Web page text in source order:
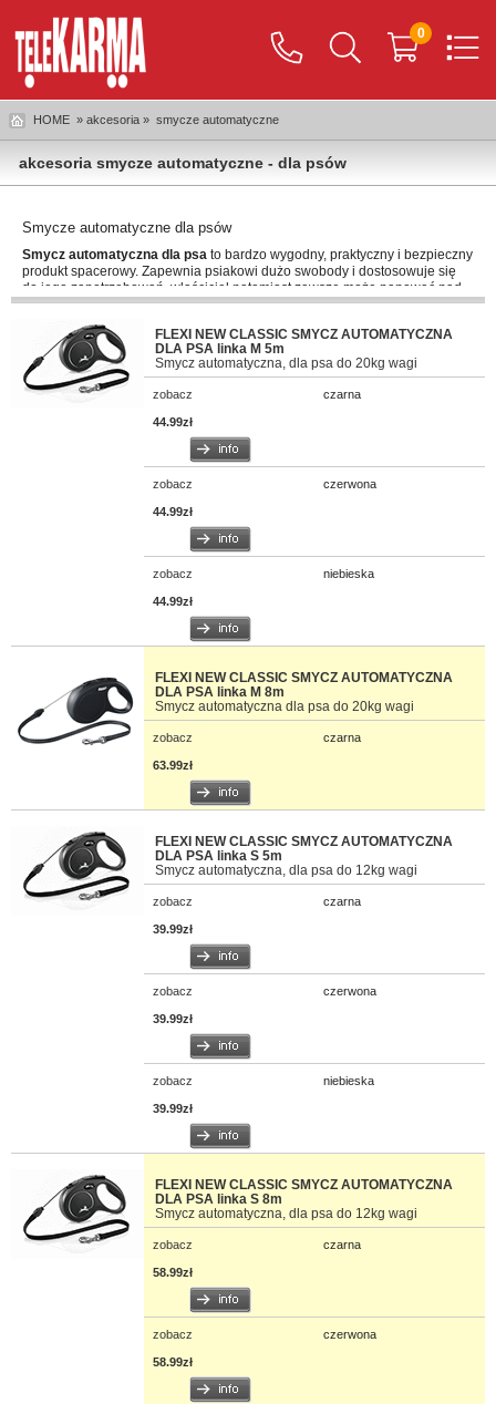
0
HOME » akcesoria » smycze automatyczne
akcesoria smycze automatyczne - dla psów
Smycze automatyczne dla psów
Smycz automatyczna dla psa to bardzo wygodny, praktyczny i bezpieczny
produkt spacerowy. Zapewnia psiakowi dużo swobody i dostosowuje się
do jego zapotrzebowań, właściciel natomiast zawsze może panować nad
swoim ulubieńcem dzięki regulującej rączce smyczy. Pamiętajmy tylko, że
smycz automatyczna wymaga pewnej wprawy. I właściciel i psiak muszą
nauczyć się odpowiednio z niej korzystać, a wcześniej przyda się trochę
poćwiczyć.
W Telekarmie polecamy
do wagi pupila. Mamy do wyboru produkt dla psiaków do 8, 12 i 20
kilogramów wagi. Z serii Flexi New Classic są w Telekarmie także
, rozmiary XS, S oraz M-L. Mają 3 lub 5 metrów, a
najbardziej wytrzymały model jest przeznaczony dla psiaków aż do 50
kilogramów wagi. Oprócz samej smyczy warto też pomyśleć o bardzo
praktycznych dodatkach. Flexi Vario Led Lighting System latarka do smyczy
jest przyczepiana na rzep i bardzo wygodna, a Flexi Vario Multi Box to
pojemnik na smakołyki lub woreczki, mocowany do psiej smyczy. Do
wyboru kilka kolorów.
FLEXI NEW CLASSIC SMYCZ AUTOMATYCZNA
DLA PSA linka M 5m
Smycz automatyczna, dla psa do 20kg wagi
zobacz czarna
44.99zł
zobacz czerwona
44.99zł
zobacz niebieska
44.99zł
FLEXI NEW CLASSIC SMYCZ AUTOMATYCZNA
DLA PSA linka M 8m
Smycz automatyczna dla psa do 20kg wagi
zobacz czarna
63.99zł
FLEXI NEW CLASSIC SMYCZ AUTOMATYCZNA
DLA PSA linka S 5m
Smycz automatyczna, dla psa do 12kg wagi
zobacz czarna
39.99zł
zobacz czerwona
39.99zł
zobacz niebieska
39.99zł
FLEXI NEW CLASSIC SMYCZ AUTOMATYCZNA
DLA PSA linka S 8m
Smycz automatyczna, dla psa do 12kg wagi
zobacz czarna
58.99zł
zobacz czerwona
58.99zł